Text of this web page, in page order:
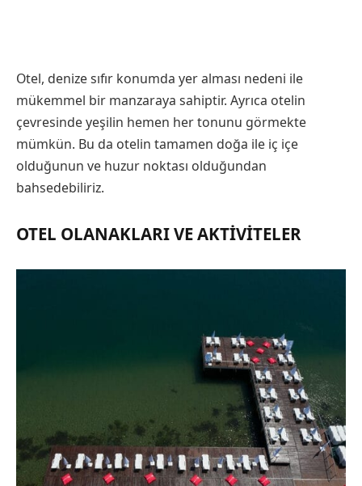
Otel, denize sıfır konumda yer alması nedeni ile
mükemmel bir manzaraya sahiptir. Ayrıca otelin
çevresinde yeşilin hemen her tonunu görmekte
mümkün. Bu da otelin tamamen doğa ile iç içe
olduğunun ve huzur noktası olduğundan
bahsedebiliriz.
OTEL OLANAKLARI VE AKTIVITELER